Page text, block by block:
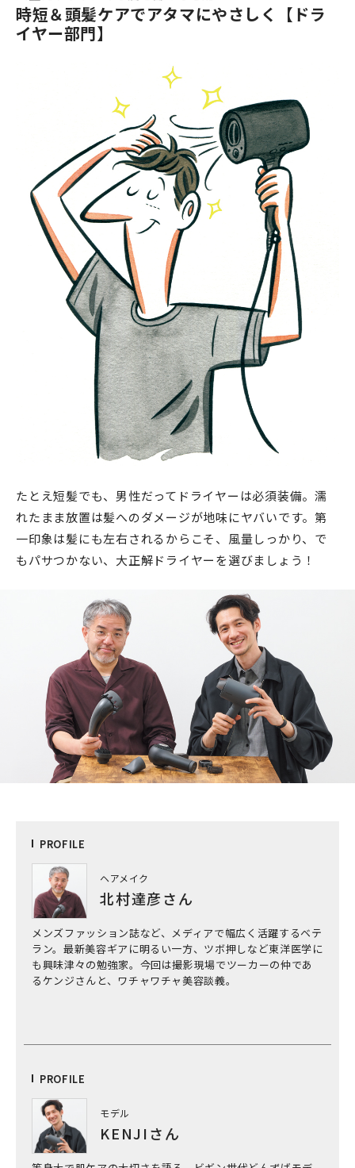
時短＆頭髪ケアでアタマにやさしく【ドラ
イヤー部門】
たとえ短髪でも、男性だってドライヤーは必須装備。濡
れたまま放置は髪へのダメージが地味にヤバいです。第
一印象は髪にも左右されるからこそ、風量しっかり、で
もパサつかない、大正解ドライヤーを選びましょう！
PROFILE
ヘアメイク
北村達彦さん
メンズファッション誌など、メディアで幅広く活躍するベテ
ラン。最新美容ギアに明るい一方、ツボ押しなど東洋医学に
も興味津々の勉強家。今回は撮影現場でツーカーの仲であ
るケンジさんと、ワチャワチャ美容談義。
PROFILE
モデル
KENJIさん